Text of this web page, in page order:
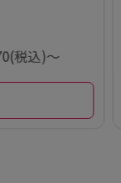
税込)～